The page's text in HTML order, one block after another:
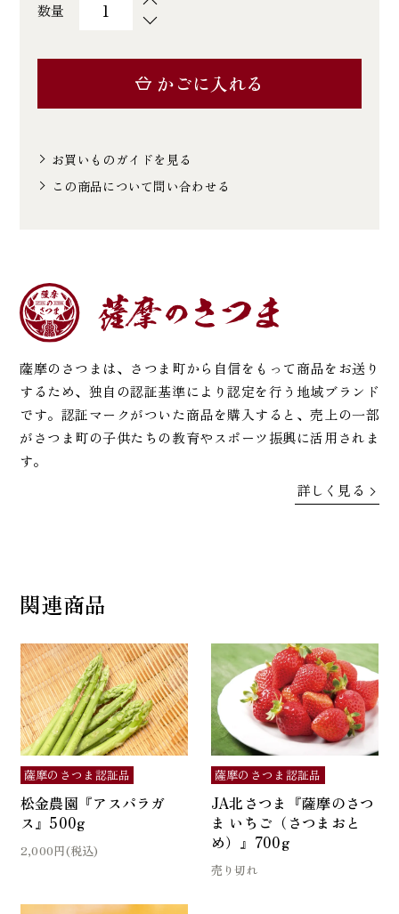
数量
かごに入れる
お買いものガイドを見る
この商品について問い合わせる
薩摩のさつまは、さつま町から自信をもって商品をお送り
するため、独自の認証基準により認定を行う地域ブランド
です。認証マークがついた商品を購入すると、売上の一部
がさつま町の子供たちの教育やスポーツ振興に活用されま
す。
詳しく見る
関連商品
薩摩のさつま認証品
松金農園『アスパラガ
ス』500g
2,000円(税込)
薩摩のさつま認証品
JA北さつま『薩摩のさつ
ま いちご（さつまおと
め）』700g
売り切れ